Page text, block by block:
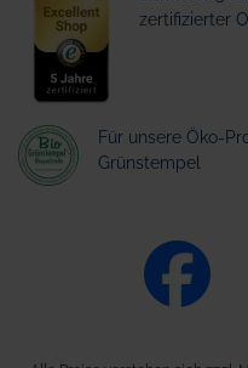
zertifizierter
Für unsere Öko-
Grünstempel